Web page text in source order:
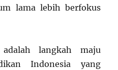
lama lebih berfokus
langkah maju
Indonesia yang